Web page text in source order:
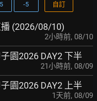
-5 自訂
(2026/08/10)
2小時前, 08/10
園2026 DAY2 下半
21小時前, 08/09
園2026 DAY2 上半
1天前, 08/09